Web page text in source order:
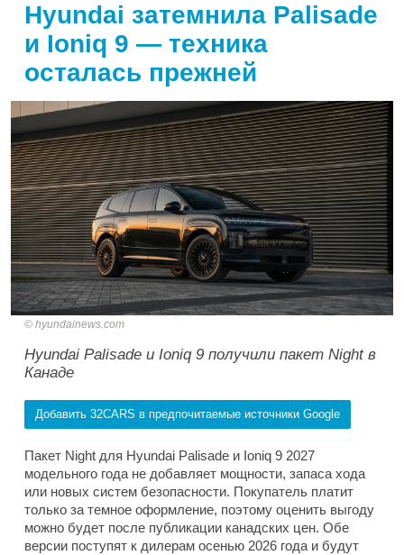
Hyundai затемнила Palisade
и Ioniq 9 — техника
осталась прежней
hyundainews.com
Hyundai Palisade и Ioniq 9 получили пакет Night в
Канаде
Добавить 32CARS в предпочитаемые источники Google
Пакет Night для Hyundai Palisade и Ioniq 9 2027
модельного года не добавляет мощности, запаса хода
или новых систем безопасности. Покупатель платит
только за темное оформление, поэтому оценить выгоду
можно будет после публикации канадских цен. Обе
версии поступят к дилерам осенью 2026 года и будут